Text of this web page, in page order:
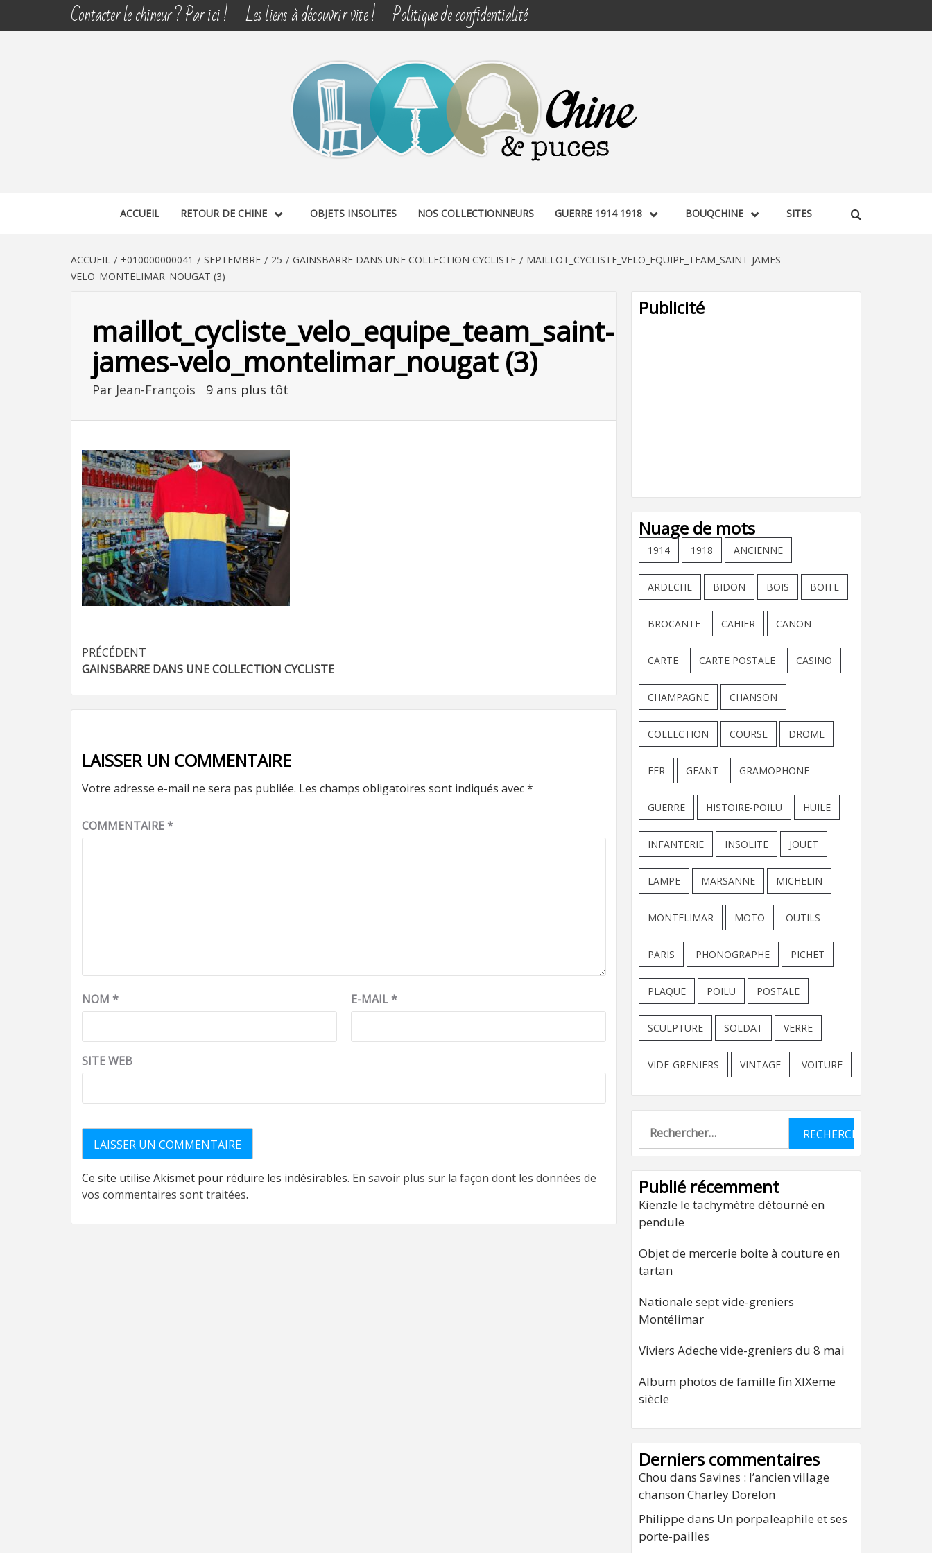
Contacter le chineur ? Par ici ! Les liens à découvrir vite ! Politique de confidentialité
CHINE & PUCES
ACCUEIL RETOUR DE CHINE OBJETS INSOLITES NOS COLLECTIONNEURS GUERRE 1914 1918 BOUQCHINE SITES
ACCUEIL +010000000041 SEPTEMBRE 25 GAINSBARRE DANS UNE COLLECTION CYCLISTE
MAILLOT_CYCLISTE_VELO_EQUIPE_TEAM_SAINT-JAMES-
VELO_MONTELIMAR_NOUGAT (3)
maillot_cycliste_velo_equipe_team_saint-
james-velo_montelimar_nougat (3)
Par Jean-François 9 ans plus tôt
Navigation
d’article
PRÉCÉDENT
GAINSBARRE DANS UNE COLLECTION CYCLISTE
LAISSER UN COMMENTAIRE
Votre adresse e-mail ne sera pas publiée. Les champs obligatoires sont indiqués avec*
COMMENTAIRE*
NOM * E-MAIL*
SITE WEB
Ce site utilise Akismet pour réduire les indésirables. En savoir plus sur la façon dont les données de
vos commentaires sont traitées.
Publicité
Nuage de mots
1914 1918 ANCIENNE
ARDECHE BIDON BOIS BOITE
BROCANTE CAHIER CANON
CARTE CARTE POSTALE CASINO
CHAMPAGNE CHANSON
COLLECTION COURSE DROME
FER GEANT GRAMOPHONE
GUERRE HISTOIRE-POILU HUILE
INFANTERIE INSOLITE JOUET
LAMPE MARSANNE MICHELIN
MONTELIMAR MOTO OUTILS
PARIS PHONOGRAPHE PICHET
PLAQUE POILU POSTALE
SCULPTURE SOLDAT VERRE
VIDE-GRENIERS VINTAGE VOITURE
Rechercher :
Publié récemment
Kienzle le tachymètre détourné en
pendule
Objet de mercerie boite à couture en
tartan
Nationale sept vide-greniers
Montélimar
Viviers Adeche vide-greniers du 8 mai
Album photos de famille fin XIXeme
siècle
Derniers commentaires
Chou dans Savines : l’ancien village
chanson Charley Dorelon
Philippe dans Un porpaleaphile et ses
porte-pailles